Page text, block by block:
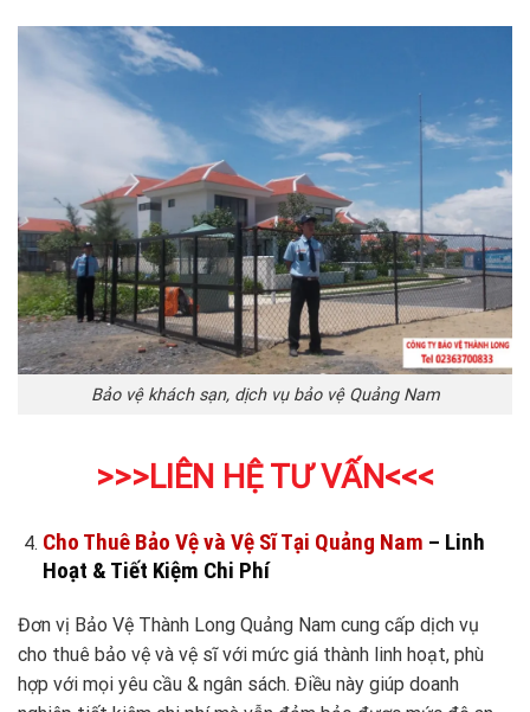
Bảo vệ khách sạn, dịch vụ bảo vệ Quảng Nam
>>>LIÊN HỆ TƯ VẤN<<<
Cho Thuê Bảo Vệ và Vệ Sĩ Tại Quảng Nam – Linh
Hoạt & Tiết Kiệm Chi Phí
Đơn vị Bảo Vệ Thành Long Quảng Nam cung cấp dịch vụ
cho thuê bảo vệ và vệ sĩ với mức giá thành linh hoạt, phù
hợp với mọi yêu cầu & ngân sách. Điều này giúp doanh